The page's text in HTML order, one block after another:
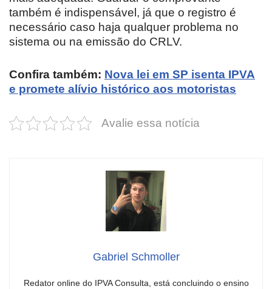
também é indispensável, já que o registro é
necessário caso haja qualquer problema no
sistema ou na emissão do CRLV.
Confira também: Nova lei em SP isenta IPVA
e promete alívio histórico aos motoristas
Avalie essa notícia
Gabriel Schmoller
Redator online do IPVA Consulta, está concluindo o ensino